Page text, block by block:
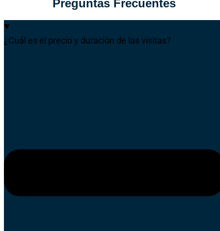
Preguntas Frecuentes
¿Cuál es el precio y duración de las visitas?